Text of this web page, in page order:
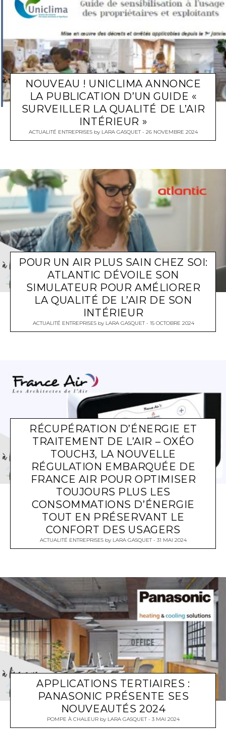
NOUVEAU ! UNICLIMA ANNONCE
LA PUBLICATION D’UN GUIDE «
SURVEILLER LA QUALITÉ DE L’AIR
INTÉRIEUR »
ACTUALITÉ ENTREPRISES by LARA GASQUET 26 NOVEMBRE 2024
POUR UN AIR PLUS SAIN CHEZ SOI:
ATLANTIC DÉVOILE SON
SIMULATEUR POUR AMÉLIORER
LA QUALITÉ DE L’AIR DE SON
INTÉRIEUR
ACTUALITÉ ENTREPRISESby LARA GASQUET 15 OCTOBRE 2024
RÉCUPÉRATION D’ÉNERGIE ET
TRAITEMENT DE L’AIR – OXÉO
TOUCH3, LA NOUVELLE
RÉGULATION EMBARQUÉE DE
FRANCE AIR POUR OPTIMISER
TOUJOURS PLUS LES
CONSOMMATIONS D’ÉNERGIE
TOUT EN PRÉSERVANT LE
CONFORT DES USAGERS
ACTUALITÉ ENTREPRISES by LARA GASQUET 31 MAI 2024
APPLICATIONS TERTIAIRES :
PANASONIC PRÉSENTE SES
NOUVEAUTÉS 2024
POMPE À CHALEUR by LARA GASQUET 3 MAI 2024